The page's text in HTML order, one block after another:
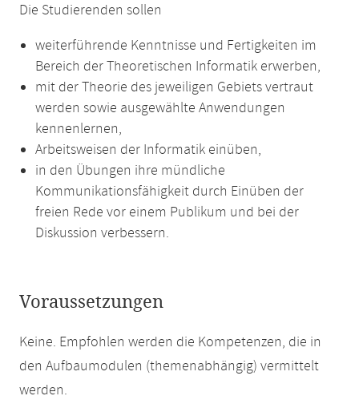
Die Studierenden sollen
weiterführende Kenntnisse und Fertigkeiten im
Bereich der Theoretischen Informatik erwerben,
mit der Theorie des jeweiligen Gebiets vertraut
werden sowie ausgewählte Anwendungen
kennenlernen,
Arbeitsweisen der Informatik einüben,
in den Übungen ihre mündliche
Kommunikationsfähigkeit durch Einüben der
freien Rede vor einem Publikum und bei der
Diskussion verbessern.
Voraussetzungen
Keine. Empfohlen werden die Kompetenzen, die in
den Aufbaumodulen (themenabhängig) vermittelt
werden.